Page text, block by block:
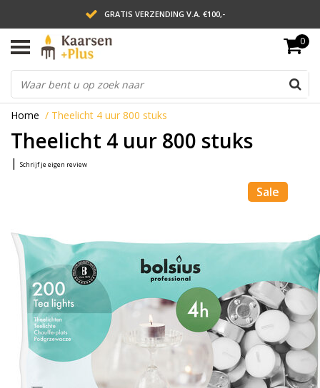
GRATIS VERZENDING V.A. €100,-
LEVERING BINNEN 2 WERKDAGEN
ACHTERAF BETALEN VIA AFTERPAY
0
Home / Theelicht 4 uur 800 stuks
Theelicht 4 uur 800 stuks
| Schrijf je eigen review
Sale